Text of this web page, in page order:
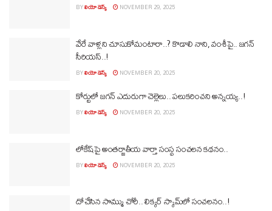
BYలియో డెస్క్ NOVEMBER 29, 2025
వేరే వాళ్లని చూసుకోమంటారా..? కొడాలి నాని, వంశీపై.. జగన్‌
సీరియస్..!
BYలియో డెస్క్ NOVEMBER 20, 2025
కోర్టులో జగన్‌ ఎదురుగా చెల్లెలు.. పలుకరించని అన్నయ్య..!
BYలియో డెస్క్ NOVEMBER 20, 2025
లోకేష్‌పై అంతర్జాతీయ వార్తా సంస్థ సంచలన కథనం..
BYలియో డెస్క్ NOVEMBER 20, 2025
దోచేసిన సొమ్ము చోరీ.. లిక్కర్ స్కామ్‌లో సంచలనం..!